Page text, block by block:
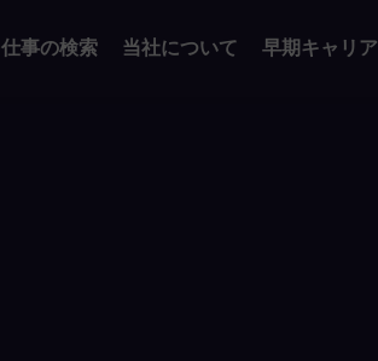
仕事の検索 当社について 早期キャリア